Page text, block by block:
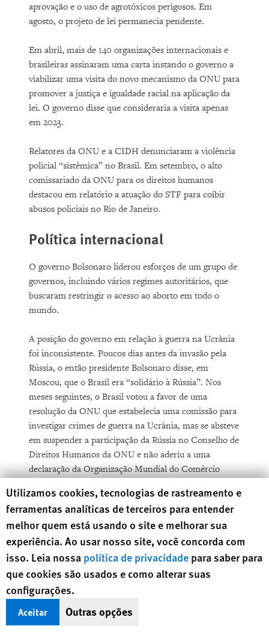
aprovação e o uso de agrotóxicos perigosos. Em
agosto, o projeto de lei permanecia pendente.
Em abril, mais de 140 organizações internacionais e
brasileiras assinaram uma carta instando o governo a
viabilizar uma visita do novo mecanismo da ONU para
promover a justiça e igualdade racial na aplicação da
lei. O governo disse que consideraria a visita apenas
em 2023.
Relatores da ONU e a CIDH denunciaram a violência
policial “sistêmica” no Brasil. Em setembro, o alto
comissariado da ONU para os direitos humanos
destacou em relatório a atuação do STF para coibir
abusos policiais no Rio de Janeiro.
Política internacional
O governo Bolsonaro liderou esforços de um grupo de
governos, incluindo vários regimes autoritários, que
buscaram restringir o acesso ao aborto em todo o
mundo.
A posição do governo em relação à guerra na Ucrânia
foi inconsistente. Poucos dias antes da invasão pela
Rússia, o então presidente Bolsonaro disse, em
Moscou, que o Brasil era “solidário à Rússia”. Nos
meses seguintes, o Brasil votou a favor de uma
resolução da ONU que estabelecia uma comissão para
investigar crimes de guerra na Ucrânia, mas se absteve
em suspender a participação da Rússia no Conselho de
Direitos Humanos da ONU e não aderiu a uma
declaração da Organização Mundial do Comércio
de exportação e importação da Ucrânia.
Em outubro, o Brasil se absteve em uma resolução que
permitiria ao Conselho de Direitos Humanos discutir
crimes contra a humanidade na China. Votou a favor
da prorrogação do mandato de uma missão de
investigação na Venezuela.
Human Rights Watch cookie preferences
Utilizamos cookies, tecnologias de rastreamento e
ferramentas analíticas de terceiros para entender
melhor quem está usando o site e melhorar sua
experiência. Ao usar nosso site, você concorda com
isso. Leia nossa política de privacidade para saber para
que cookies são usados e como alterar suas
configurações.
Aceitar Outras opções